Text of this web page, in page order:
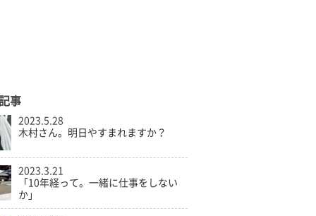
事
2023.5.28
木村さん。明日やすまれますか？
2023.3.21
「10年経って。一緒に仕事をしない
か」